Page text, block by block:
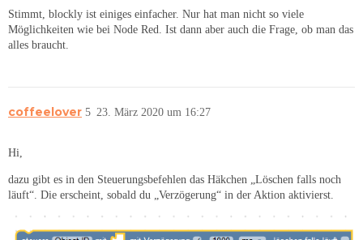
Stimmt, blockly ist einiges einfacher. Nur hat man nicht so viele
Möglichkeiten wie bei Node Red. Ist dann aber auch die Frage, ob man das
alles braucht.
coffeelover 23. März 2020 um 16:27
5
Hi,
dazu gibt es in den Steuerungsbefehlen das Häkchen „Löschen falls noch
läuft“. Die erscheint, sobald du „Verzögerung“ in der Aktion aktivierst.